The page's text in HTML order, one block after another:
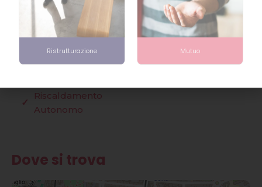
Caratteristiche
Riscaldamento
Autonomo
Dove si trova
Ristrutturazione Mutuo